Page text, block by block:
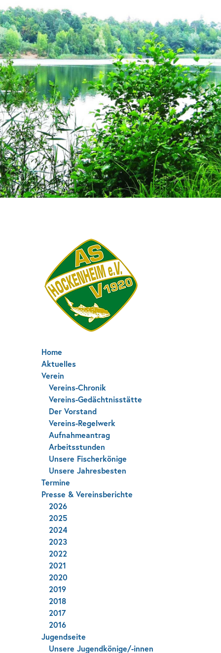
Home
Aktuelles
Verein
Vereins-Chronik
Vereins-Gedächtnisstätte
Der Vorstand
Vereins-Regelwerk
Aufnahmeantrag
Arbeitsstunden
Unsere Fischerkönige
Unsere Jahresbesten
Termine
Presse & Vereinsberichte
2026
2025
2024
2023
2022
2021
2020
2019
2018
2017
2016
Jugendseite
Unsere Jugendkönige/-innen